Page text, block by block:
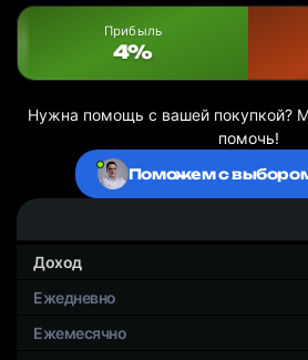
Прибыль
4%
Нужна помощь с вашей покупкой?
помочь!
Поможем с
Доход